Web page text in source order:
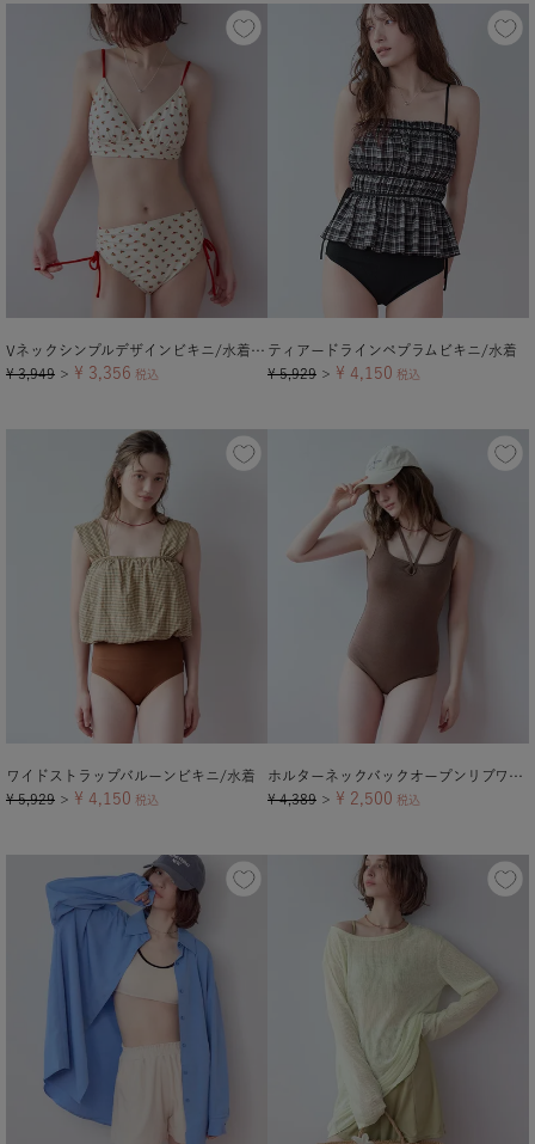
Vネックシンプルデザインビキニ/水着【メール便可／100】
¥ 3,949 ＞ ¥ 3,356 税込
ティアードラインペプラムビキニ/水着
¥ 5,929 ＞ ¥ 4,150 税込
ワイドストラップバルーンビキニ/水着
¥ 5,929 ＞ ¥ 4,150 税込
ホルターネックバックオープンリブワンピース/水着【メール便可／100】
¥ 4,389 ＞ ¥ 2,500 税込